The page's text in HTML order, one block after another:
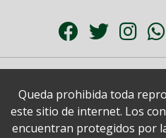
Queda prohibida toda
este sitio de internet. Los
encuentran protegidos por